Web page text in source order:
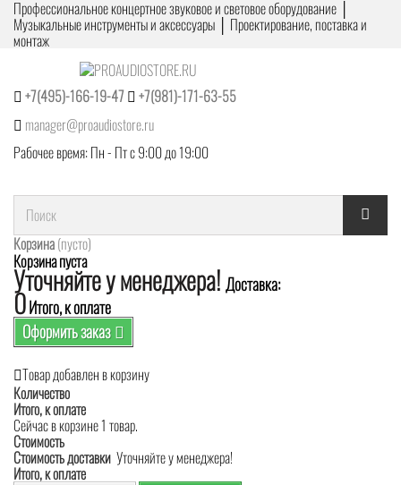
Профессиональное концертное звуковое и световое оборудование │
Музыкальные инструменты и аксессуары │ Проектирование, поставка и
монтаж
+7(495)-166-19-47
+7(981)-171-63-55
manager@proaudiostore.ru
Рабочее время: Пн - Пт с 9:00 до 19:00
Корзина(пусто)
Корзина пуста
Уточняйте у менеджера! Доставка:
0Итого, к оплате
Оформить заказ
Товар добавлен в корзину
Количество
Итого, к оплате
Сейчас в корзине 1 товар.
Стоимость
Стоимость доставки Уточняйте у менеджера!
Итого, к оплате